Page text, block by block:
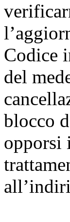
Codice
del
blocco
opporsi